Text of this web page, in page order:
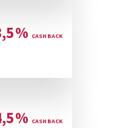
%
%